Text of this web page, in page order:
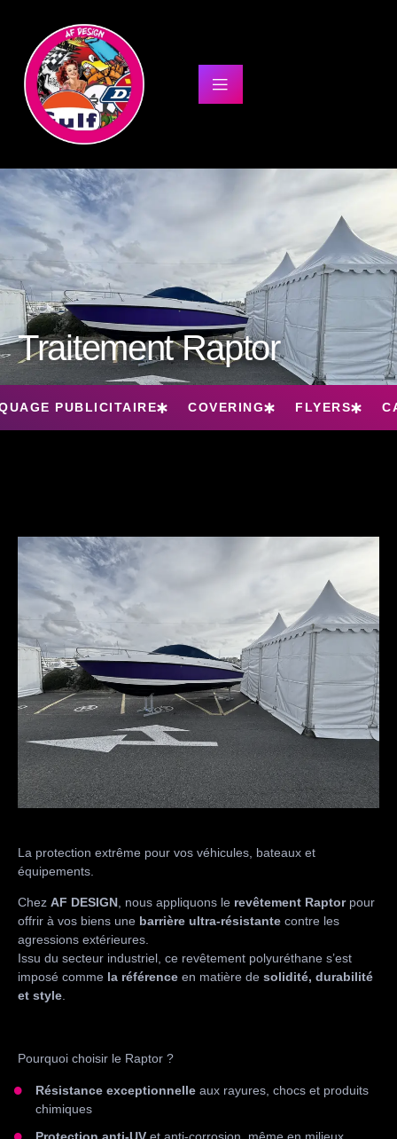
Traitement Raptor
PUBLICITAIRE COVERING FLYERS
La protection extrême pour vos véhicules, bateaux et
équipements.
Chez AF DESIGN, nous appliquons le revêtement Raptorpour
offrir à vos biens une barrière ultra-résistante contre les
agressions extérieures.
Issu du secteur industriel, ce revêtement polyuréthane s’est
imposé comme la référence en matière de solidité, durabilité
et style.
Pourquoi choisir le Raptor ?
Résistance exceptionnelle aux rayures, chocs et produits
chimiques
Protection anti-UV et anti-corrosion, même en milieux